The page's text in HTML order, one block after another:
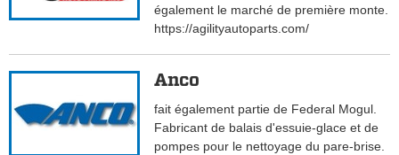
également le marché de première monte.
https://agilityautoparts.com/
Anco
fait également partie de Federal Mogul.
Fabricant de balais d'essuie-glace et de
pompes pour le nettoyage du pare-brise.